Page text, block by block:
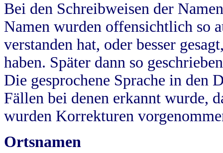
Bei den Schreibweisen der
Namen wurden offensichtlich so
verstanden hat, oder besser
haben. Später dann so
Die gesprochene Sprache in
Fällen bei denen erkannt wurde,
wurden Korrekturen
Ortsnamen